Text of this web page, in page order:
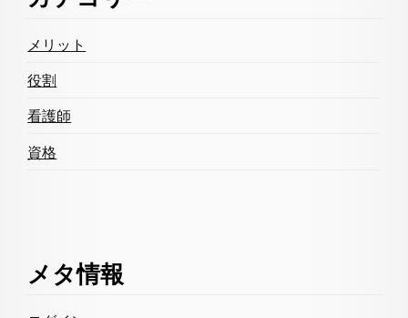
メリット
役割
看護師
資格
メタ情報